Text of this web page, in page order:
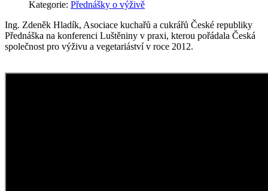
Kategorie: Přednášky o výživě
Ing. Zdeněk Hladík, Asociace kuchařů a cukrářů České republiky
Přednáška na konferenci Luštěniny v praxi, kterou pořádala Česká
společnost pro výživu a vegetariáství v roce 2012.